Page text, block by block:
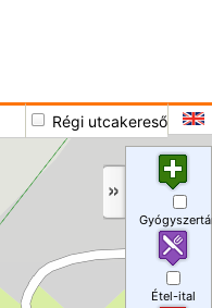
Régi utcakereső
Étel-ital